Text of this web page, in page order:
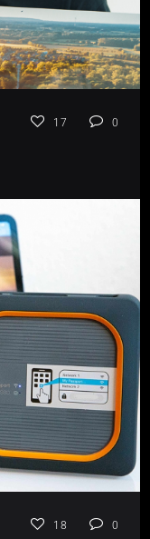
17 0
18 0